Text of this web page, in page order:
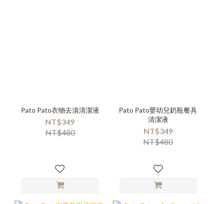
Pato Pato衣物去漬清潔液
NT$349
NT$480
Pato Pato嬰幼兒奶瓶餐具
清潔液
NT$349
NT$480